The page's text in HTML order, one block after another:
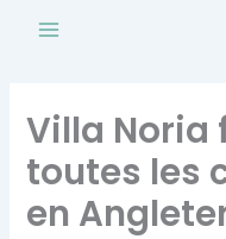
Villa Noria
toutes les
en